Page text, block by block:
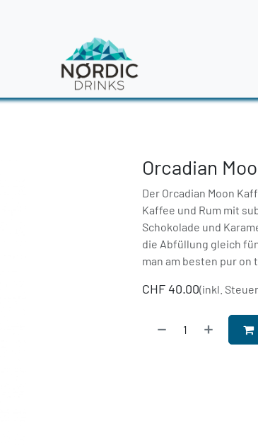
Orcadian
Der Orcadian Moon
Kaffee und Rum mit
Schokolade und
die Abfüllung gleich
man am besten pur on
CHF 40.00(inkl.